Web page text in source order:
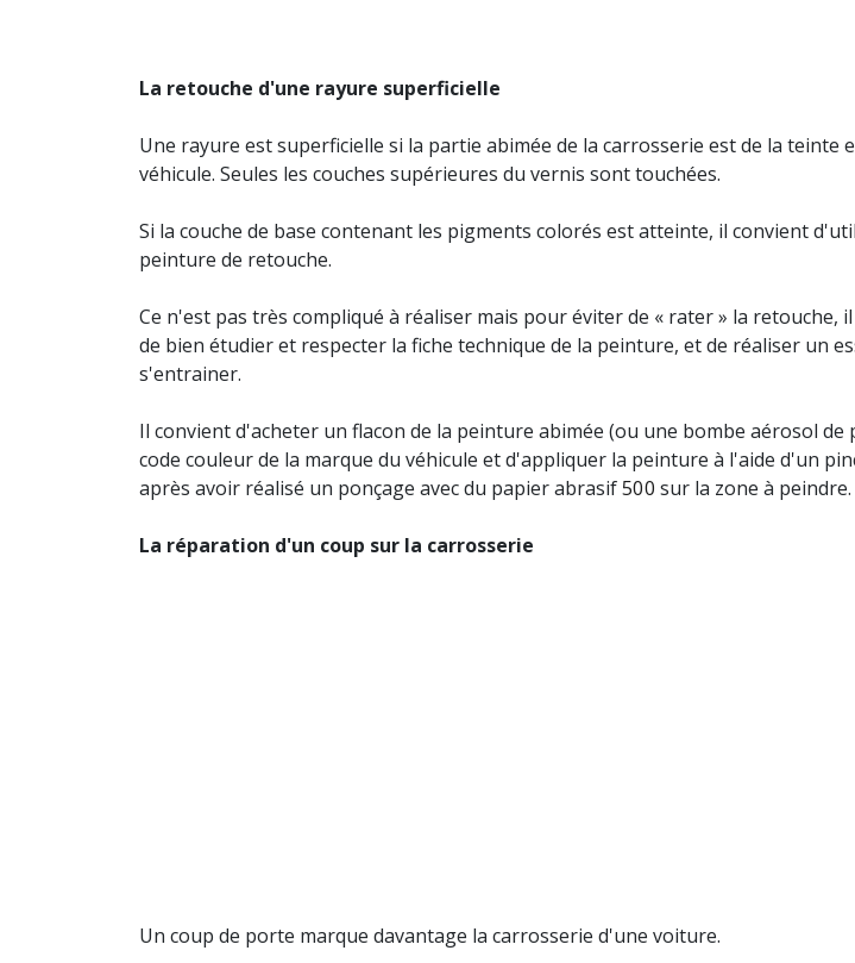
La retouche d'une rayure superficielle
Une rayure est superficielle si la partie abimée de la carrosserie est de la teinte
véhicule. Seules les couches supérieures du vernis sont touchées.
Si la couche de base contenant les pigments colorés est atteinte, il convient
peinture de retouche.
Ce n'est pas très compliqué à réaliser mais pour éviter de « rater » la retouche,
de bien étudier et respecter la fiche technique de la peinture, et de réaliser un
s'entrainer.
Il convient d'acheter un flacon de la peinture abimée (ou une bombe aérosol de
code couleur de la marque du véhicule et d'appliquer la peinture à l'aide d'un
après avoir réalisé un ponçage avec du papier abrasif500 sur la zone à peindre.
La réparation d'un coup sur la carrosserie
Un coup de porte marque davantage la carrosserie d'une voiture.